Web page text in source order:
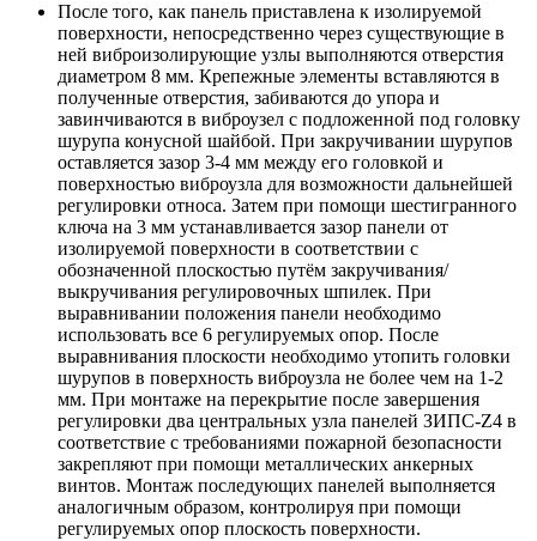
После того, как панель приставлена к изолируемой
поверхности, непосредственно через существующие в
ней виброизолирующие узлы выполняются отверстия
диаметром 8 мм. Крепежные элементы вставляются в
полученные отверстия, забиваются до упора и
завинчиваются в виброузел с подложенной под головку
шурупа конусной шайбой. При закручивании шурупов
оставляется зазор 3-4 мм между его головкой и
поверхностью виброузла для возможности дальнейшей
регулировки относа. Затем при помощи шестигранного
ключа на 3 мм устанавливается зазор панели от
изолируемой поверхности в соответствии с
обозначенной плоскостью путём закручивания/
выкручивания регулировочных шпилек. При
выравнивании положения панели необходимо
использовать все 6 регулируемых опор. После
выравнивания плоскости необходимо утопить головки
шурупов в поверхность виброузла не более чем на 1-2
мм. При монтаже на перекрытие после завершения
регулировки два центральных узла панелей ЗИПС-Z4 в
соответствие с требованиями пожарной безопасности
закрепляют при помощи металлических анкерных
винтов. Монтаж последующих панелей выполняется
аналогичным образом, контролируя при помощи
регулируемых опор плоскость поверхности.